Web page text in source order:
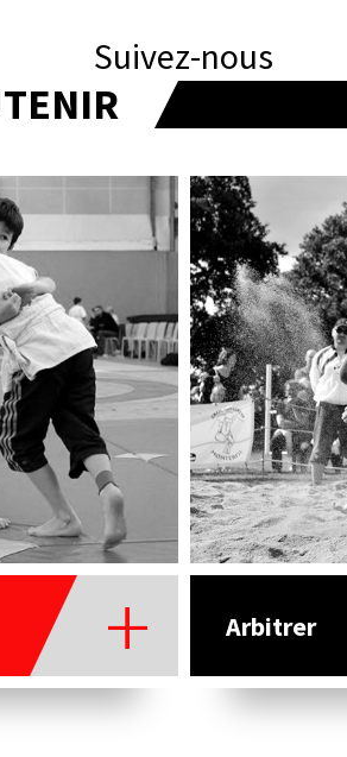
Suivez-nous
Arbitrer